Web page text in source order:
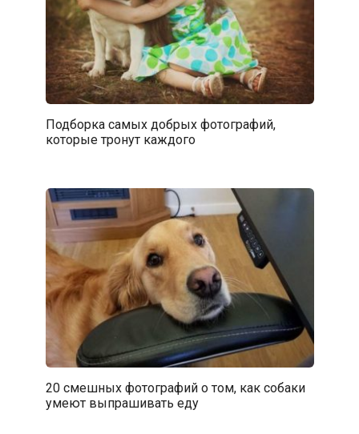
Подборка самых добрых фотографий,
которые тронут каждого
20 смешных фотографий о том, как собаки
умеют выпрашивать еду